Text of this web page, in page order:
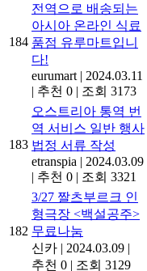
184
전역으로 배송되는
아시아 온라인 식료
품점 유루마트입니
다!
eurumart | 2024.03.11
| 추천 0 | 조회 3173
183
오스트리아 통역 번
역 서비스 일반 행사
법정 서류 작성
etranspia | 2024.03.09
| 추천 0 | 조회 3321
182
3/27 짤츠부르크 인
형극장 <백설공주>
무료나눔
신카 | 2024.03.09 |
추천 0 | 조회 3129